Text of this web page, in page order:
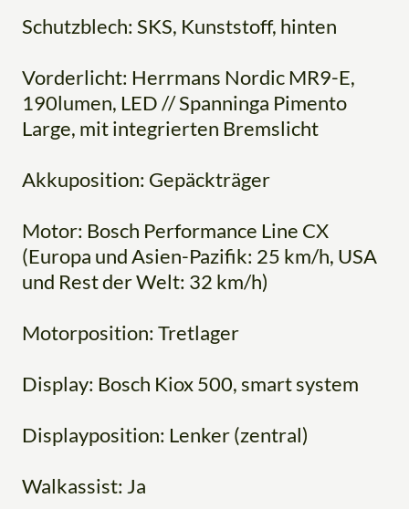
Schutzblech: SKS, Kunststoff, hinten
Vorderlicht: Herrmans Nordic MR9-E,
190lumen, LED // Spanninga Pimento
Large, mit integrierten Bremslicht
Akkuposition: Gepäckträger
Motor: Bosch Performance Line CX
(Europa und Asien-Pazifik: 25 km/h, USA
und Rest der Welt: 32 km/h)
Motorposition: Tretlager
Display: Bosch Kiox 500, smart system
Displayposition: Lenker (zentral)
Walkassist: Ja